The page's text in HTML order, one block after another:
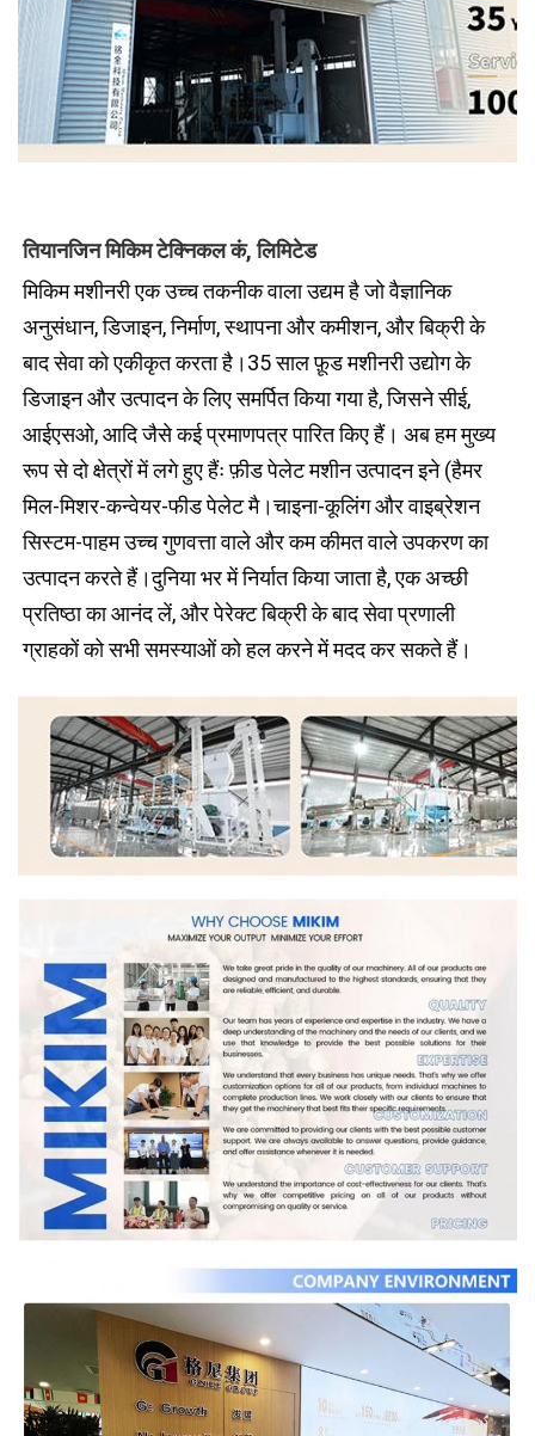
तियानजिन मिकिम टेक्निकल कं, लिमिटेड
मिकिम मशीनरी एक उच्च तकनीक वाला उद्यम है जो वैज्ञानिक
अनुसंधान, डिजाइन, निर्माण, स्थापना और कमीशन, और बिक्री के
बाद सेवा को एकीकृत करता है।35 साल फ़ूड मशीनरी उद्योग के
डिजाइन और उत्पादन के लिए समर्पित किया गया है, जिसने सीई,
आईएसओ, आदि जैसे कई प्रमाणपत्र पारित किए हैं। अब हम मुख्य
रूप से दो क्षेत्रों में लगे हुए हैंः फ़ीड पेलेट मशीन उत्पादन इने (हैमर
मिल-मिशर-कन्वेयर-फीड पेलेट मै।चाइना-कूलिंग और वाइब्रेशन
सिस्टम-पाहम उच्च गुणवत्ता वाले और कम कीमत वाले उपकरण का
उत्पादन करते हैं।दुनिया भर में निर्यात किया जाता है, एक अच्छी
प्रतिष्ठा का आनंद लें, और पेरेक्ट बिक्री के बाद सेवा प्रणाली
ग्राहकों को सभी समस्याओं को हल करने में मदद कर सकते हैं।